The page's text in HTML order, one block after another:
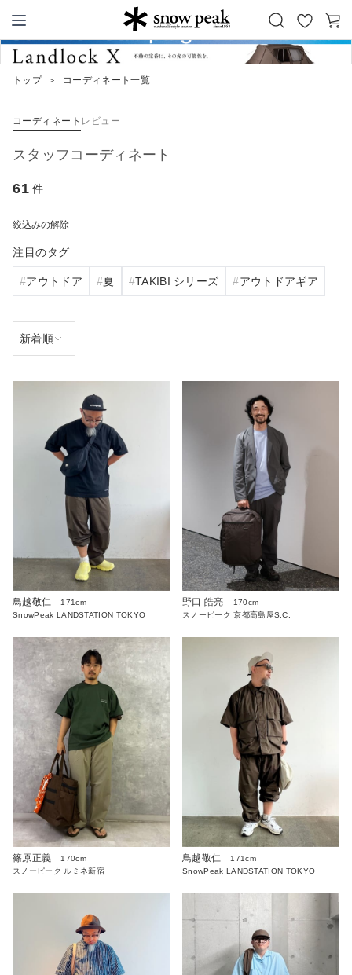
Snow Peak
お
気
カ
トップ ＞ コーディネート一覧
コーディネート レビュー
スタッフコーディネート
61 件
絞込みの解除
注目のタグ
アウトドア 夏 TAKIBI シリーズ アウトドアギア
鳥越敬仁
171cm
SnowPeak LANDSTATION TOKYO
野口 皓亮
170cm
スノーピーク 京都高島屋S.C.
篠原正義
170cm
スノーピーク ルミネ新宿
鳥越敬仁
171cm
SnowPeak LANDSTATION TOKYO